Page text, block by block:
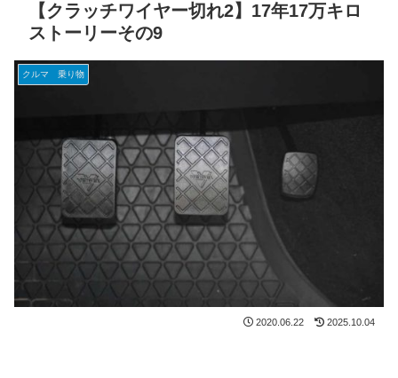
【クラッチワイヤー切れ2】17年17万キロ
ストーリーその9
クルマ 乗り物
2020.06.22 2025.10.04